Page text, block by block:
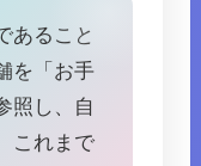
あること
を「お手
照し、自
これまで